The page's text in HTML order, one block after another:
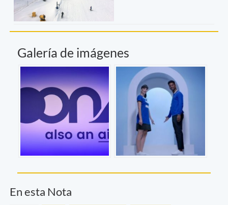
Galería de imágenes
En esta Nota